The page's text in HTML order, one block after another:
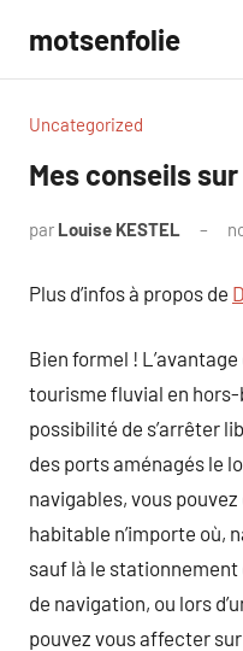
contenu
motsenfolie
Uncategorized
Mes conseils
par Louise KESTEL
Plus d’infos à propos de
Bien formel !
tourisme fluvial en hors-
possibilité de s’arrêter
des ports aménagés le
navigables, vous
habitable n’importe où,
sauf là le
de navigation, ou lors
pouvez vous affecter